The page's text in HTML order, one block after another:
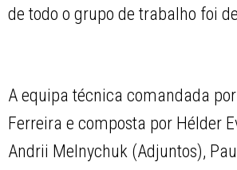
de todo o grupo de trabalho foi
A equipa técnica comandada
Ferreira e composta por Hélder
Andrii Melnychuk (Adjuntos),